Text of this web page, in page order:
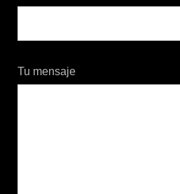
Tu mensaje